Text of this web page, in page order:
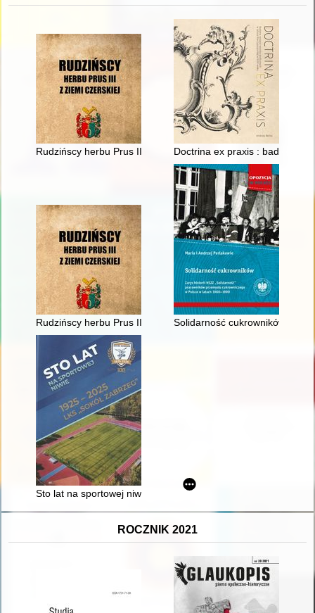
Rudzińscy herbu Prus III z ziemi ciechanowskiej w
Doctrina ex praxis : badania
Rudzińscy herbu Prus III z ziemi ciechanowskiej w
Solidarność cukrowników :
Sto lat na sportowej niwie : LKS "Sokół Zabrzeg" 1925-2025
ROCZNIK 2021